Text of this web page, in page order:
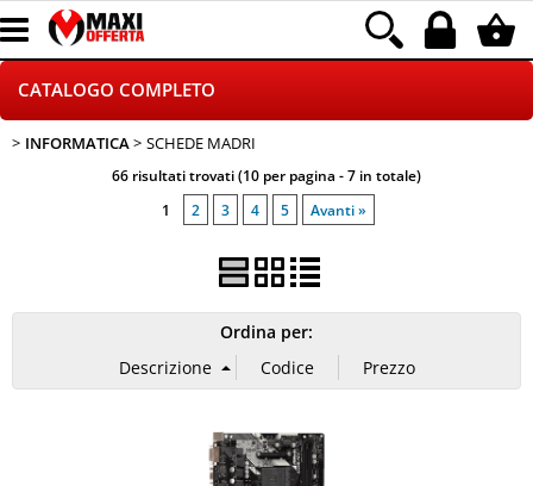
CATALOGO COMPLETO
GAMING
HOME E VIDEOSORVEGLIANZA
INFORMATICA SCHEDE MADRI
66 risultati trovati (10 per pagina - 7 in totale)
1
2 3 4 5 Avanti »
Ordina per: